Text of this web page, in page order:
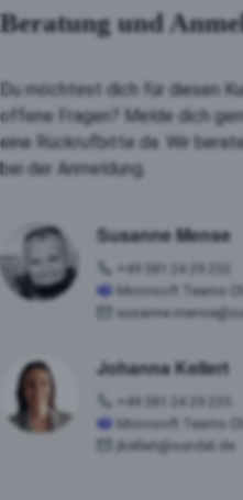
Beratung und
Du möchtest dich für diesen
offene Fragen? Melde dich
eine Rückrufbitte da. Wir
bei der Anmeldung.
Susanne Mense
+49 381 24 29 232
Microsoft Teams
Johanna Kellert
+49 381 24 29 235
Microsoft Teams
jkellert@sundat.de